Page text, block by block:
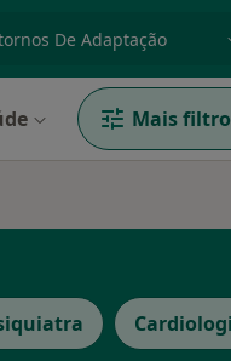
Mais